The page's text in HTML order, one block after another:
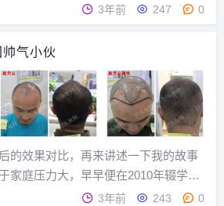
对我们的身体造成微创的影响。今天我
有所帮助。植发的价格高吗？事实上，
植发价格并没有统一的标准，每个医疗
机构可能有不同的仪...
3年前 247 0
气小伙
的效果对比，再来讲述一下我的故事
家庭压力大，早早便在2010年辍学出
出外打工七年了，从深圳、成都到天
3年前 243 0